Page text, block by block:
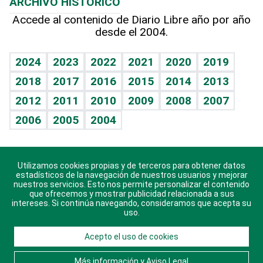
Hablando con el pediatra
Vida y familia
Eñe
Celebrando la vida
Sin complejos
En pocas palabras
Escuchando al corazón
Economía Personal
Línea de hit
TBT Deportivo
Más firmas
Hecho en casa
Guía del dinero
Cumpleaños
Horóscopos
Crucigramas
Accede al contenido de Diario Libre año por año
desde el 2004.
2024 2023 2022 2021 2020
2019
2018
2017 2016 2015 2014
2013
2012
2011 2010 2009 2008
2007
2006
2005 2004
Descarga nuestras aplicaciones para Android, iOS y
sistema Huawei.
© 2021 Diario Libre, todos los derechos reservados.
Consulta elAviso Legal. Ponte en Contacto
Utilizamos cookies propias y de terceros para obtener datos
estadísticos de la navegación de nuestros usuarios y mejorar
nuestros servicios. Esto nos permite personalizar el contenido
que ofrecemos y mostrar publicidad relacionada a sus
intereses. Si continúa navegando, consideramos que acepta su
uso.
Acepto el uso de cookies